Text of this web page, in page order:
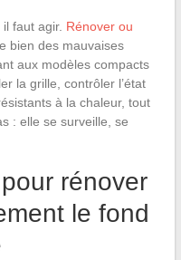
faut agir. Rénover ou
bien des mauvaises
aux modèles compacts
la grille, contrôler l’état
à la chaleur, tout
: elle se surveille, se
rénover
le fond